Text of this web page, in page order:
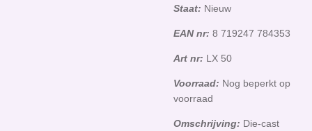
Staat: Nieuw
EAN nr: 8 719247 784353
Art nr: LX 50
Voorraad: Nog beperkt op
voorraad
Omschrijving: Die-cast